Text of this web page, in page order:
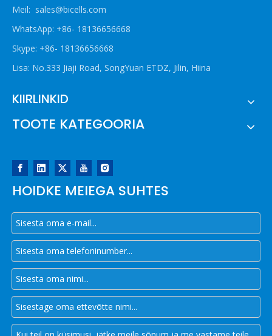
Meil: sales@bicells.com
WhatsApp: +86- 18136656668
Skype: +86- 18136656668
Lisa: No.333 Jiaji Road, SongYuan ETDZ, Jilin, Hiina
KIIRLINKID
TOOTE KATEGOORIA
HOIDKE MEIEGA SUHTES